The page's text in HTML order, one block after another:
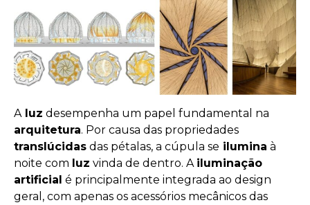
Aluz desempenha um papel fundamental na
arquitetura. Por causa das propriedades
translúcidas das pétalas, a cúpula se ilumina à
noite com luz vinda de dentro. A iluminação
artificial é principalmente integrada ao design
geral, com apenas os acessórios mecânicos das